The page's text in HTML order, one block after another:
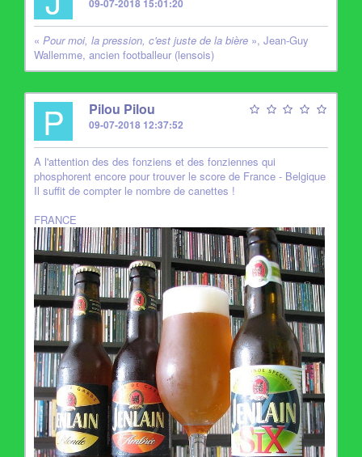
09-07-2018 15:01:20
« Pour moi, la pression, c'est juste de la bière », Jean-Guy
Wallemme, ancien footballeur (lensois)
P Pilou Pilou
09-07-2018 12:37:52
A l'attention des des fonziens et des fonziennes qui
phosphorent encore pour trouver le score de France - Belgique
Il suffit de compter le nombre de canettes !
FRANCE